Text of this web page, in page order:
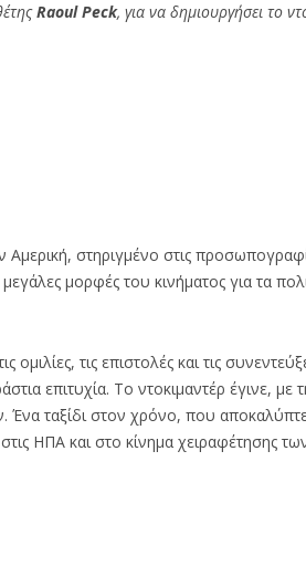
Raoul Peck, για να δημιουργήσει το
Αμερική, στηριγμένο στις
μορφές του κινήματος για τα
τις επιστολές και τις
επιτυχία. Το ντοκιμαντέρ έγινε, με
ταξίδι στον χρόνο, που
ΗΠΑ και στο κίνημα χειραφέτησης